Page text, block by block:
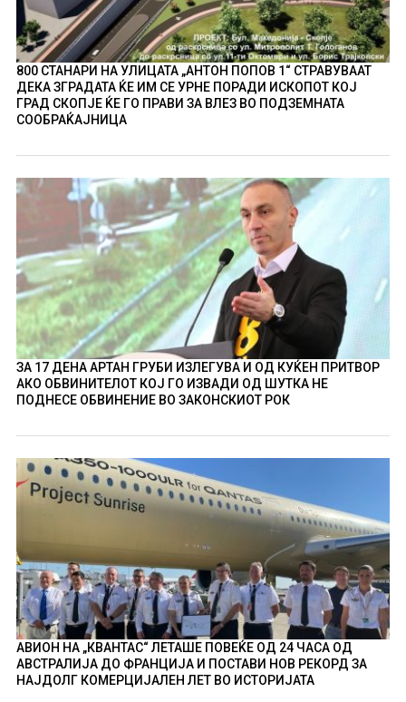
800 СТАНАРИ НА УЛИЦАТА „АНТОН ПОПОВ 1“ СТРАВУВААТ
ДЕКА ЗГРАДАТА ЌЕ ИМ СЕ УРНЕ ПОРАДИ ИСКОПОТ КОЈ
ГРАД СКОПЈЕ ЌЕ ГО ПРАВИ ЗА ВЛЕЗ ВО ПОДЗЕМНАТА
СООБРАЌАЈНИЦА
ЗА 17 ДЕНА АРТАН ГРУБИ ИЗЛЕГУВА И ОД КУЌЕН ПРИТВОР
АКО ОБВИНИТЕЛОТ КОЈ ГО ИЗВАДИ ОД ШУТКА НЕ
ПОДНЕСЕ ОБВИНЕНИЕ ВО ЗАКОНСКИОТ РОК
АВИОН НА „КВАНТАС“ ЛЕТАШЕ ПОВЕЌЕ ОД 24 ЧАСА ОД
АВСТРАЛИЈА ДО ФРАНЦИЈА И ПОСТАВИ НОВ РЕКОРД ЗА
НАЈДОЛГ КОМЕРЦИЈАЛЕН ЛЕТ ВО ИСТОРИЈАТА